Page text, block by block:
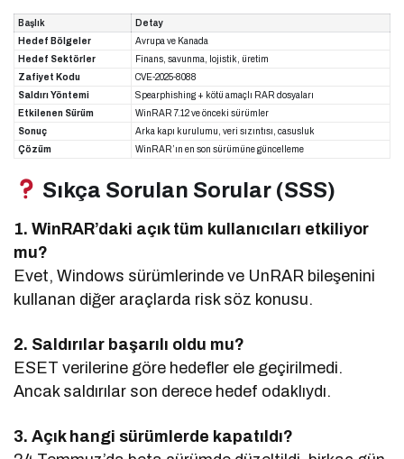
Başlık
Detay
Hedef Bölgeler
Avrupa ve Kanada
Hedef Sektörler
Finans, savunma, lojistik, üretim
Zafiyet Kodu
CVE-2025-8088
Saldırı Yöntemi
Spearphishing + kötü amaçlı RAR dosyaları
Etkilenen Sürüm
WinRAR 7.12 ve önceki sürümler
Sonuç
Arka kapı kurulumu, veri sızıntısı, casusluk
Çözüm
WinRAR’ın en son sürümüne güncelleme
Sıkça Sorulan Sorular (SSS)
1. WinRAR’daki açık tüm kullanıcıları etkiliyor
mu?
Evet, Windows sürümlerinde ve UnRAR bileşenini
kullanan diğer araçlarda risk söz konusu.
2. Saldırılar başarılı oldu mu?
ESET verilerine göre hedefler ele geçirilmedi.
Ancak saldırılar son derece hedef odaklıydı.
3. Açık hangi sürümlerde kapatıldı?